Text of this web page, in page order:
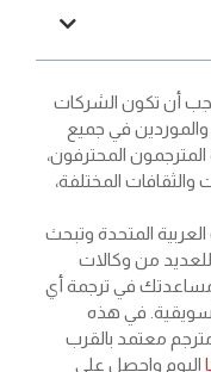
يجب أن تكون الشركات
والموردين في جميع
المترجمون المحترفون،
المختلفة،
المتحدة وتبحث
من وكالات
مساعدتك في ترجمة أي
في هذه
معتمد بالقرب
اليوم واحصل على